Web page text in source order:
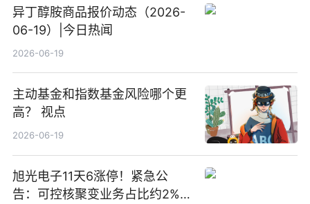
异丁醇胺商品报价动态（2026-
06-19）|今日热闻
2026-06-19
主动基金和指数基金风险哪个更
高？ 视点
2026-06-19
旭光电子11天6涨停！紧急公
告：可控核聚变业务占比约2%！